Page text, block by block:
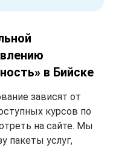
в Бийске
зависят от
курсов по
на сайте. Мы
пакеты услуг,